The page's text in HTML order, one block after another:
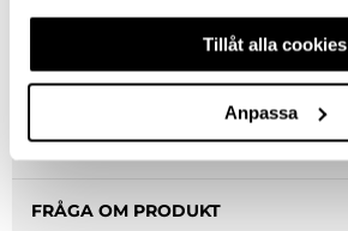
Tillåt alla cookies
Anpassa
Ledande leverantör i Sverige
BESKRIVNING
FRÅGA OM PRODUKT